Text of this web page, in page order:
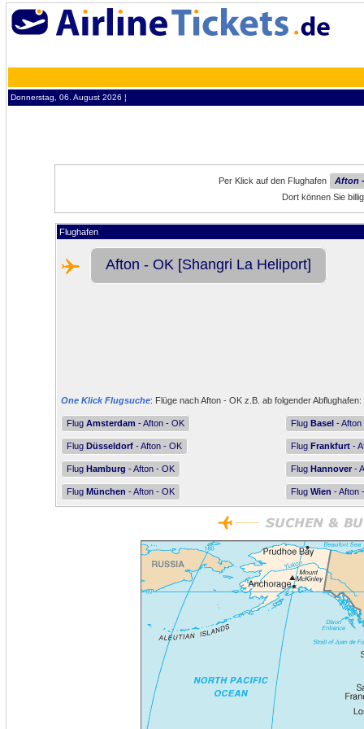
Donnerstag, 06. August 2026 ¦
Per Klick auf den Flughafen
Afton
Dort können Sie
Flughafen
Afton - OK [Shangri La Heliport]
One Klick Flugsuche: Flüge nach Afton - OK z.B. ab folgender Abflughafen:
Flug Amsterdam - Afton - OK Flug Basel - Afton
Flug Düsseldorf - Afton - OK Flug Frankfurt -
Flug Hamburg - Afton - OK Flug Hannover -
Flug München - Afton - OK Flug Wien - Afton